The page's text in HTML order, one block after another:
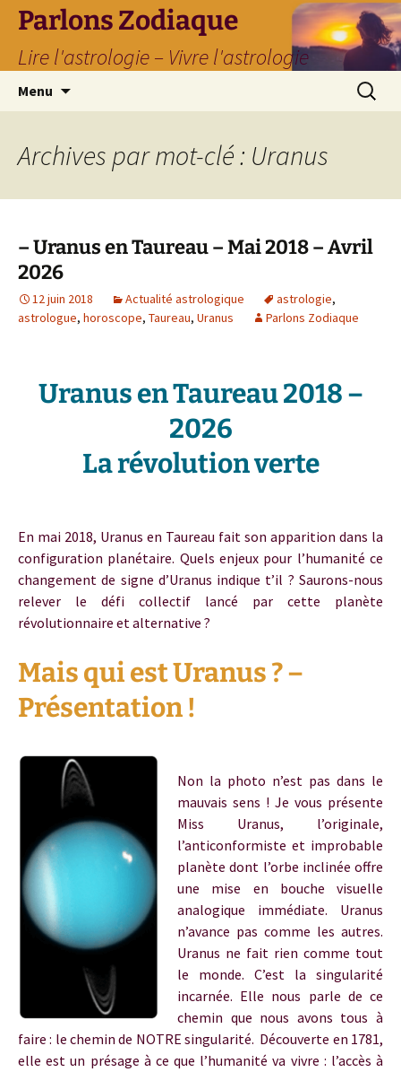
Parlons Zodiaque
Lire l'astrologie – Vivre l'astrologie
Menu
Archives par mot-clé : Uranus
– Uranus en Taureau – Mai 2018 – Avril
2026
12 juin 2018 Actualité astrologique astrologie,
astrologue, horoscope, Taureau, Uranus Parlons Zodiaque
Uranus en Taureau 2018 –
2026
La révolution verte
En mai 2018, Uranus en Taureau fait son apparition dans la
configuration planétaire. Quels enjeux pour l’humanité ce
changement de signe d’Uranus indique t’il ? Saurons-nous
relever le défi collectif lancé par cette planète
révolutionnaire et alternative ?
Mais qui est Uranus ? –
Présentation !
Non la photo n’est pas dans le
mauvais sens ! Je vous présente
Miss Uranus, l’originale,
l’anticonformiste et improbable
planète dont l’orbe inclinée offre
une mise en bouche visuelle
analogique immédiate. Uranus
n’avance pas comme les autres.
Uranus ne fait rien comme tout
le monde. C’est la singularité
incarnée. Elle nous parle de ce
chemin que nous avons tous à
faire : le chemin de NOTRE singularité. Découverte en 1781,
elle est un présage à ce que l’humanité va vivre : l’accès à